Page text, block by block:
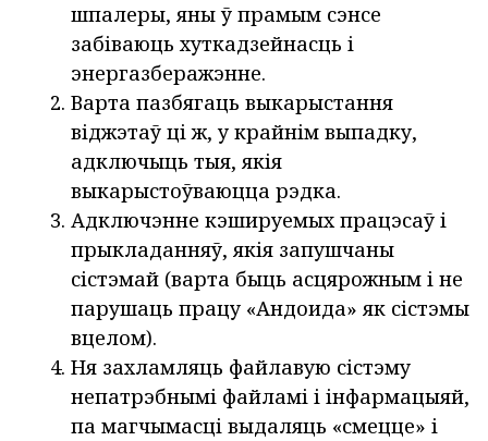
шпалеры, яны ў прамым сэнсе
забіваюць хуткадзейнасць і
энергазберажэнне.
Варта пазбягаць выкарыстання
віджэтаў ці ж, у крайнім выпадку,
адключыць тыя, якія
выкарыстоўваюцца рэдка.
Адключэнне кэшируемых працэсаў і
прыкладанняў, якія запушчаны
сістэмай (варта быць асцярожным і не
парушаць працу «Андоида» як сістэмы
вцелом).
Ня захламляць файлавую сістэму
непатрэбнымі файламі і інфармацыяй,
па магчымасці выдаляць «смецце» і